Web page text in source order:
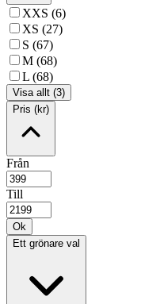
XXS (6)
XS (27)
S (67)
M (68)
L (68)
Visa allt (3)
Pris (kr)
Från
Till
Ok
Ett grönare val